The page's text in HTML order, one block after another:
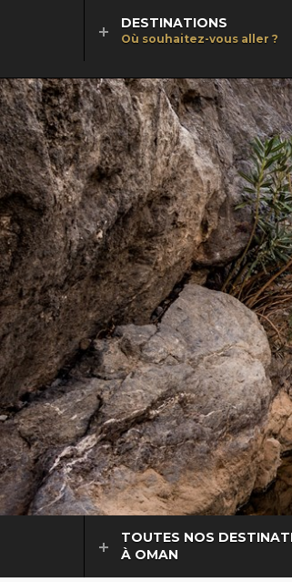
DESTINATIONS
Où souhaitez-vous aller ?
TOUTES NOS
À OMAN